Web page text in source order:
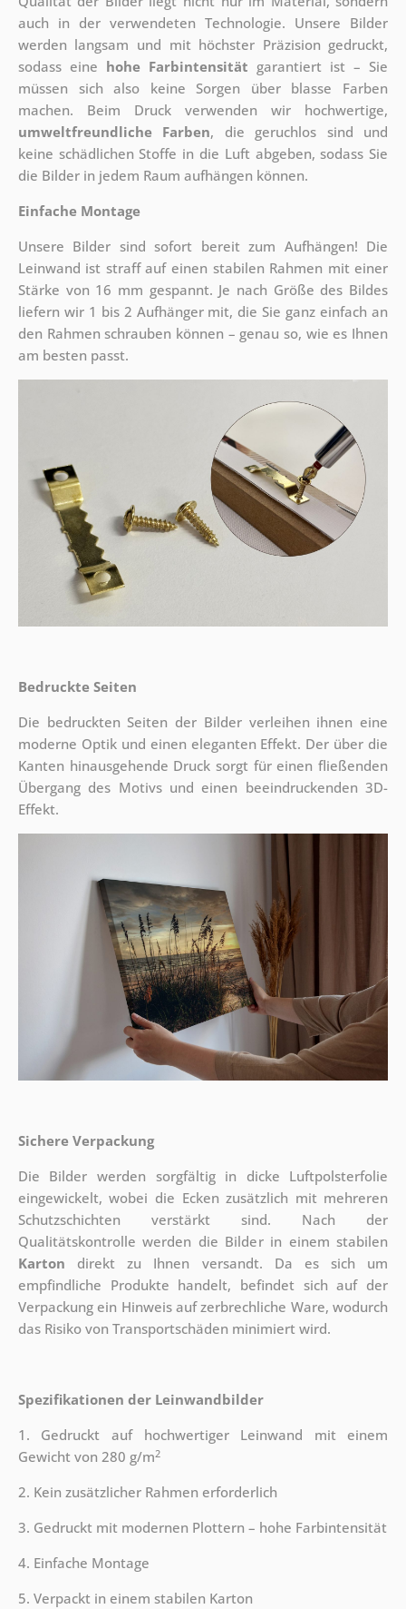
auch in der verwendeten Technologie. Unsere Bilder
werden langsam und mit höchster Präzision gedruckt,
sodass eine hohe Farbintensität garantiert ist – Sie
müssen sich also keine Sorgen über blasse Farben
machen. Beim Druck verwenden wir hochwertige,
umweltfreundliche Farben, die geruchlos sind und
keine schädlichen Stoffe in die Luft abgeben, sodass Sie
die Bilder in jedem Raum aufhängen können.
Einfache Montage
Unsere Bilder sind sofort bereit zum Aufhängen! Die
Leinwand ist straff auf einen stabilen Rahmen mit einer
Stärke von 16 mm gespannt. Je nach Größe des Bildes
liefern wir 1 bis 2 Aufhänger mit, die Sie ganz einfach an
den Rahmen schrauben können – genau so, wie es Ihnen
am besten passt.
Bedruckte Seiten
Die bedruckten Seiten der Bilder verleihen ihnen eine
moderne Optik und einen eleganten Effekt. Der über die
Kanten hinausgehende Druck sorgt für einen fließenden
Übergang des Motivs und einen beeindruckenden 3D-
Effekt.
Sichere Verpackung
Die Bilder werden sorgfältig in dicke Luftpolsterfolie
eingewickelt, wobei die Ecken zusätzlich mit mehreren
Schutzschichten verstärkt sind. Nach der
Qualitätskontrolle werden die Bilder in einem stabilen
Karton direkt zu Ihnen versandt. Da es sich um
empfindliche Produkte handelt, befindet sich auf der
Verpackung ein Hinweis auf zerbrechliche Ware, wodurch
das Risiko von Transportschäden minimiert wird.
Spezifikationen der Leinwandbilder
1. Gedruckt auf hochwertiger Leinwand mit einem
Gewicht von 280 g/m2
2. Kein zusätzlicher Rahmen erforderlich
3. Gedruckt mit modernen Plottern – hohe Farbintensität
4. Einfache Montage
5. Verpackt in einem stabilen Karton